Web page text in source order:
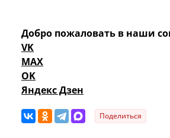
Добро пожаловать в наши
VK
MAX
OK
Яндекс Дзен
Поделиться